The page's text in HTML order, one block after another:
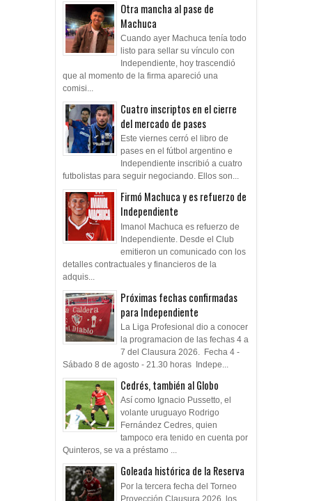
Otra mancha al pase de
Machuca
Cuando ayer Machuca tenía todo
listo para sellar su vínculo con
Independiente, hoy trascendió
que al momento de la firma apareció una
comisi...
Cuatro inscriptos en el cierre
del mercado de pases
Este viernes cerró el libro de
pases en el fútbol argentino e
Independiente inscribió a cuatro
futbolistas para seguir negociando. Ellos son...
Firmó Machuca y es refuerzo de
Independiente
Imanol Machuca es refuerzo de
Independiente. Desde el Club
emitieron un comunicado con los
detalles contractuales y financieros de la
adquis...
Próximas fechas confirmadas
para Independiente
La Liga Profesional dio a conocer
la programacion de las fechas 4 a
7 del Clausura 2026. Fecha 4 -
Sábado 8 de agosto - 21.30 horas Indepe...
Cedrés, también al Globo
Así como Ignacio Pussetto, el
volante uruguayo Rodrigo
Fernández Cedres, quien
tampoco era tenido en cuenta por
Quinteros, se va a préstamo ...
Goleada histórica de la Reserva
Por la tercera fecha del Torneo
Proyección Clausura 2026, los